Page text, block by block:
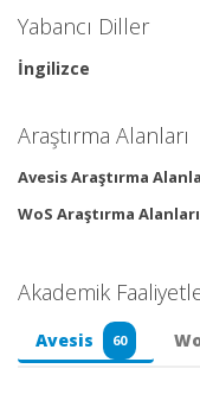
Yabancı Diller
İngilizce
Araştırma Alanları
Avesis Araştırma
WoS Araştırma
Akademik
Avesis 60